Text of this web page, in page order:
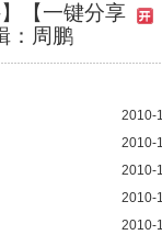
】
【一键分享
：周鹏
2010-
2010-
2010-
2010-
2010-